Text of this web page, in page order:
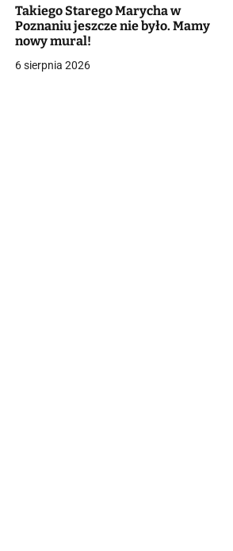
g
a
Takiego Starego Marycha w
Poznaniu jeszcze nie było. Mamy
nowy mural!
6 sierpnia 2026